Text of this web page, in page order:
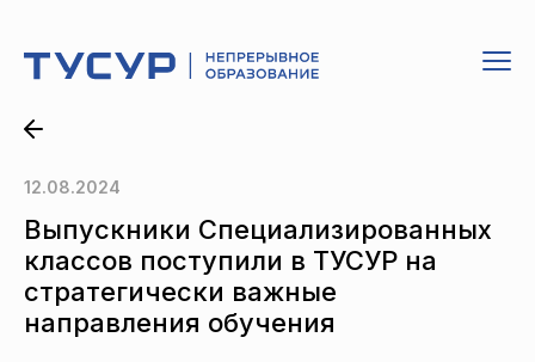
12.08.2024
Выпускники Специализированных
классов поступили в ТУСУР на
стратегически важные
направления обучения